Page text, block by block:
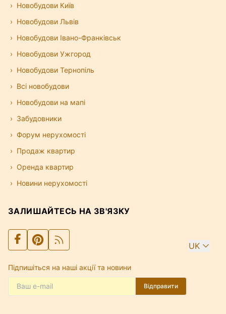
Новобудови Київ
Новобудови Львів
Новобудови Івано-Франківськ
Новобудови Ужгород
Новобудови Тернопіль
Всі новобудови
Новобудови на мапі
Забудовники
Форум нерухомості
Продаж квартир
Оренда квартир
Новини нерухомості
ЗАЛИШАЙТЕСЬ НА ЗВ'ЯЗКУ
UK
Підпишіться на наші акції та новини
Відправити